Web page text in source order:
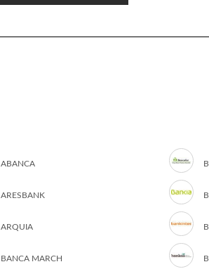
ABANCA
ARESBANK
ARQUIA
BANCA MARCH